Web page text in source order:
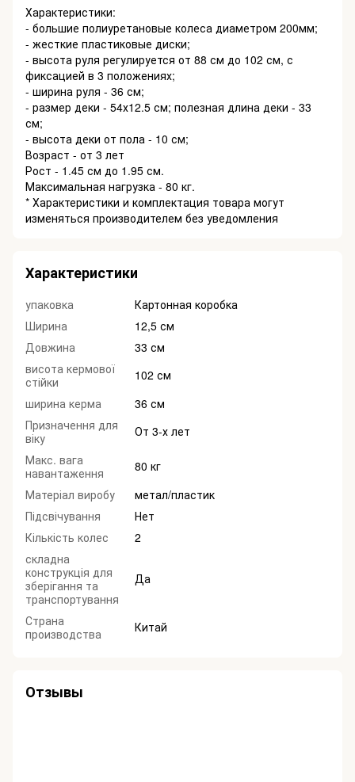
Характеристики:
- большие полиуретановые колеса диаметром 200мм;
- жесткие пластиковые диски;
- высота руля регулируется от 88 см до 102 см, с
фиксацией в 3 положениях;
- ширина руля - 36 см;
- размер деки - 54х12.5 см; полезная длина деки - 33
см;
- высота деки от пола - 10 см;
Возраст - от 3 лет
Рост - 1.45 см до 1.95 см.
Максимальная нагрузка - 80 кг.
* Характеристики и комплектация товара могут
изменяться производителем без уведомления
Характеристики
упаковка
Картонная коробка
Ширина
12,5 см
Довжина
33 см
висота кермової
стійки
102 см
ширина керма
36 см
Призначення для
віку
От 3-х лет
Макс. вага
навантаження
80 кг
Матеріал виробу
метал/пластик
Підсвічування
Нет
Кількість колес
2
складна
конструкція для
зберігання та
транспортування
Да
Страна
производства
Китай
Отзывы